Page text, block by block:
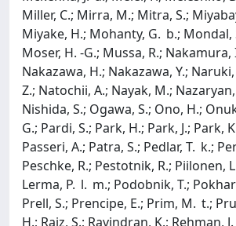
Miller, C.; Mirra, M.; Mitra, S.;
Miyake, H.; Mohanty, G. b.; Mondal,
Moser, H. -G.; Mussa, R.; Nakamura,
Nakazawa, H.; Nakazawa, Y.;
Z.; Natochii, A.; Nayak, M.;
Nishida, S.; Ogawa, S.; Ono, H.;
G.; Pardi, S.; Park, H.; Park, J.; Park,
Passeri, A.; Patra, S.; Pedlar, T. k.;
Peschke, R.; Pestotnik, R.; Piilonen,
Lerma, P. l. m.; Podobnik, T.;
Prell, S.; Prencipe, E.; Prim, M. t.;
H.; Raiz, S.; Ravindran, K.; Rehman,